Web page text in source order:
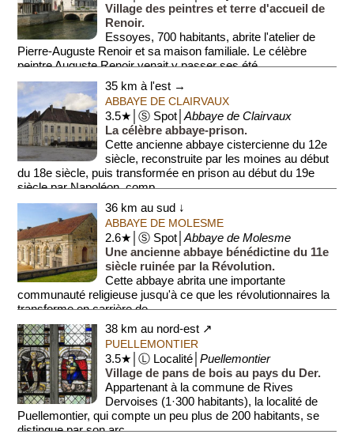
Village des peintres et terre d'accueil de
Renoir.
Essoyes, 700 habitants, abrite l'atelier de
Pierre-Auguste Renoir et sa maison familiale. Le célèbre
peintre Auguste Renoir venait y passer ses été...
35 km à l'est →
ABBAYE DE CLAIRVAUX
3.5★│Ⓢ Spot│Abbaye de Clairvaux
La célèbre abbaye-prison.
Cette ancienne abbaye cistercienne du 12e
siècle, reconstruite par les moines au début
du 18e siècle, puis transformée en prison au début du 19e
siècle par Napoléon, comp...
36 km au sud ↓
ABBAYE DE MOLESME
2.6★│Ⓢ Spot│Abbaye de Molesme
Une ancienne abbaye bénédictine du 11e
siècle ruinée par la Révolution.
Cette abbaye abrita une importante
communauté religieuse jusqu'à ce que les révolutionnaires la
transforme en carrière de...
38 km au nord-est ↗
PUELLEMONTIER
3.5★│Ⓛ Localité│Puellemontier
Village de pans de bois au pays du Der.
Appartenant à la commune de Rives
Dervoises (1·300 habitants), la localité de
Puellemontier, qui compte un peu plus de 200 habitants, se
distingue par son arc...